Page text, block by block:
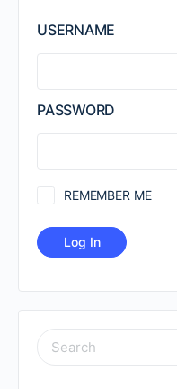
USERNAME
PASSWORD
REMEMBER ME
SEARCH
FOR: